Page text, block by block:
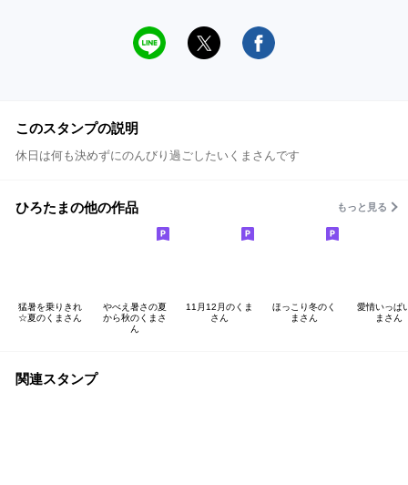
このスタンプの説明
休日は何も決めずにのんびり過ごしたいくまさんです
ひろたまの他の作品 もっと見る
猛暑を乗りきれ
☆夏のくまさん
やべえ暑さの夏
から秋のくまさ
ん
11月12月のくま
さん
ほっこり冬のく
まさん
愛情いっぱ
まさん
関連スタンプ